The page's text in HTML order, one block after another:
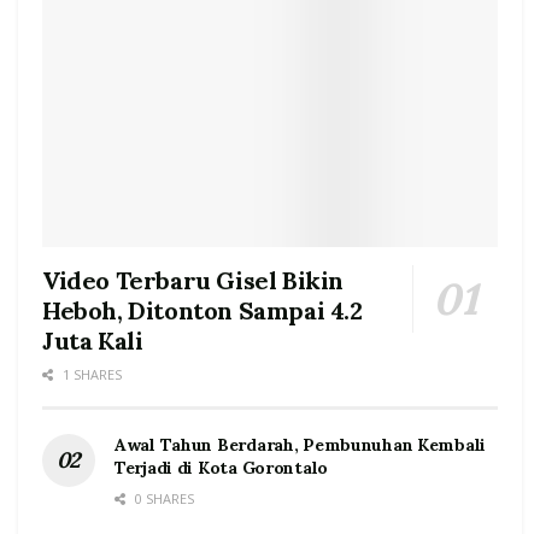
Video Terbaru Gisel Bikin
Heboh, Ditonton Sampai 4.2
Juta Kali
1 SHARES
Awal Tahun Berdarah, Pembunuhan Kembali
Terjadi di Kota Gorontalo
0 SHARES